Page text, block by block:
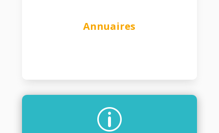
Annuaires
p